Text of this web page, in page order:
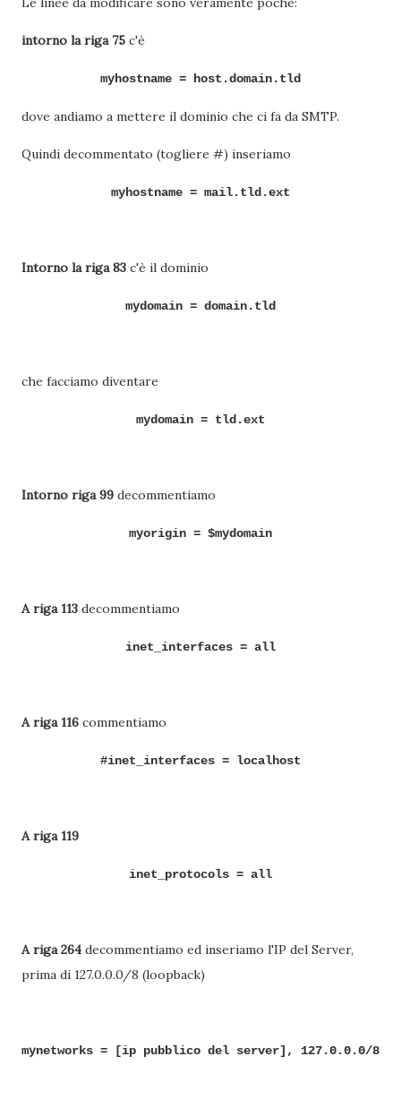
intorno la riga 75 c'è
myhostname = host.domain.tld
dove andiamo a mettere il dominio che ci fa da SMTP.
Quindi decommentato (togliere #) inseriamo
myhostname = mail.tld.ext
Intorno la riga 83 c'è il dominio
mydomain = domain.tld
che facciamo diventare
mydomain = tld.ext
Intorno riga 99 decommentiamo
myorigin = $mydomain
A riga 113 decommentiamo
inet_interfaces = all
A riga 116 commentiamo
#inet_interfaces = localhost
A riga 119
inet_protocols = all
A riga 264 decommentiamo ed inseriamo l'IP del Server,
prima di 127.0.0.0/8 (loopback)
mynetworks = [ip pubblico del server], 127.0.0.0/8